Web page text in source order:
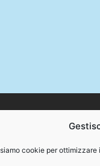
cookie per
+39 328 384 2176 –
non con espresso